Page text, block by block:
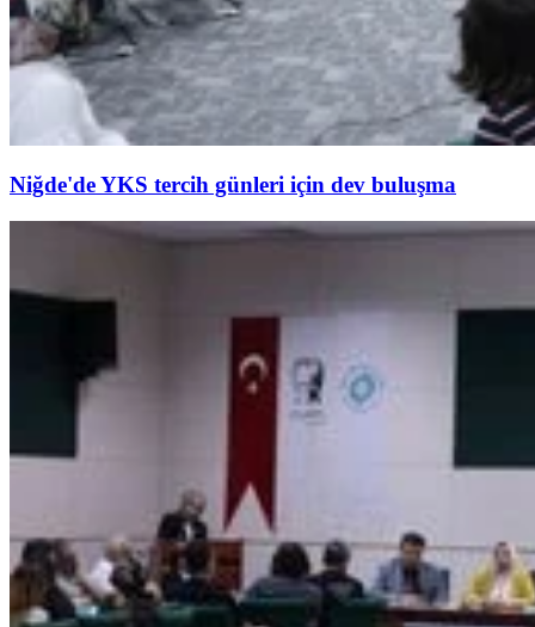
Niğde'de YKS tercih günleri için dev buluşma